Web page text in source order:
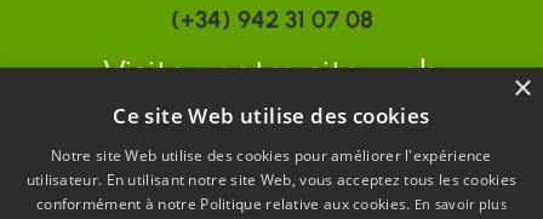
(+34) 942 31 07 08
Visitez notre site web
www.turismodecantabria.com
×
Ce site Web utilise des cookies
Notre site Web utilise des cookies pour améliorer l'expérience
utilisateur. En utilisant notre site Web, vous acceptez tous les cookies
conformément à notre Politique relative aux cookies. En savoir plus